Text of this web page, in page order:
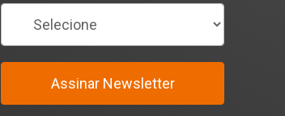
Assinar Newsletter